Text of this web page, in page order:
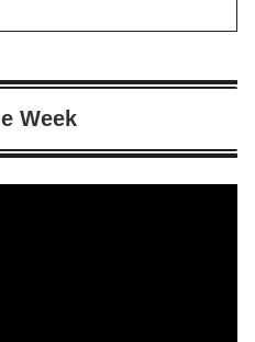
Week